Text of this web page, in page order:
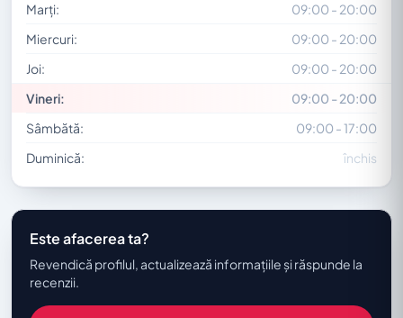
Marți:
09:00 - 20:00
Miercuri:
09:00 - 20:00
Joi:
09:00 - 20:00
Vineri:
09:00 - 20:00
Sâmbătă:
09:00 - 17:00
Duminică:
închis
Este afacerea ta?
Revendică profilul, actualizează informațiile și răspunde la
recenzii.